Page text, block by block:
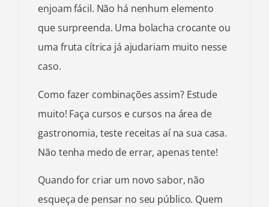
enjoam fácil. Não há nenhum elemento
que surpreenda. Uma bolacha crocante ou
uma fruta cítrica já ajudariam muito nesse
caso.
Como fazer combinações assim? Estude
muito! Faça cursos e cursos na área de
gastronomia, teste receitas aí na sua casa.
Não tenha medo de errar, apenas tente!
Quando for criar um novo sabor, não
esqueça de pensar no seu público. Quem